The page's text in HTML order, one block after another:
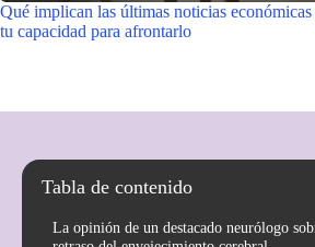
Qué implican las últimas noticias económicas
tu capacidad para afrontarlo
Tabla de contenido
La opinión de un destacado neurólogo